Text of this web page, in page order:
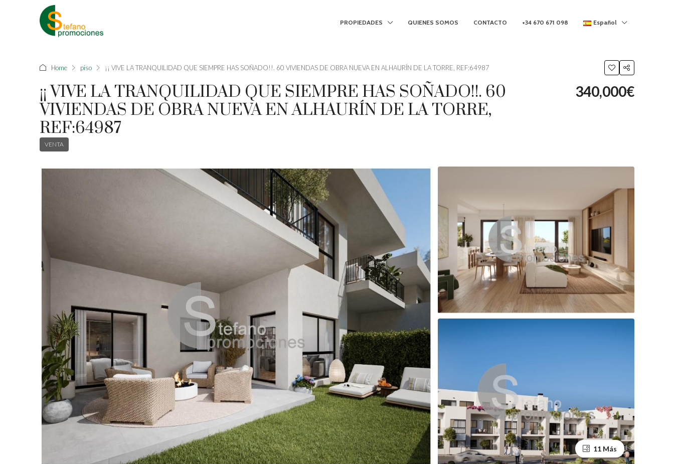
PROPIEDADES QUIENES SOMOS CONTACTO +34 670 671 098 Español
Home piso ¡¡ VIVE LA TRANQUILIDAD QUE SIEMPRE HAS SOÑADO!!. 60 VIVIENDAS DE OBRA NUEVA EN ALHAURÍN DE LA TORRE, REF:64987
¡¡ VIVE LA TRANQUILIDAD QUE SIEMPRE HAS SOÑADO!!. 60
VIVIENDAS DE OBRA NUEVA EN ALHAURÍN DE LA TORRE,
REF:64987
VENTA
340,000€
11 Más